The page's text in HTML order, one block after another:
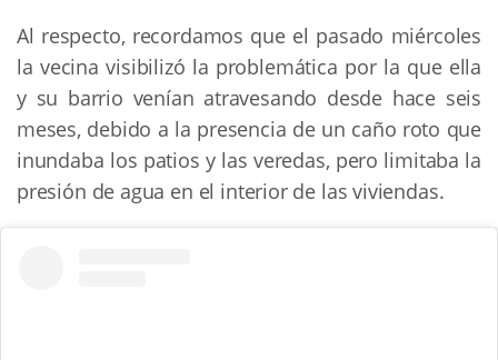
Al respecto, recordamos que el pasado miércoles
la vecina visibilizó la problemática por la que ella
y su barrio venían atravesando desde hace seis
meses, debido a la presencia de un caño roto que
inundaba los patios y las veredas, pero limitaba la
presión de agua en el interior de las viviendas.